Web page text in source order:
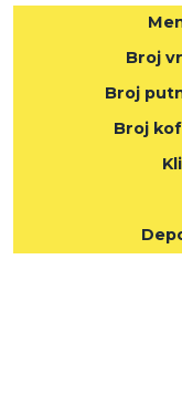
Broj
Broj
Broj